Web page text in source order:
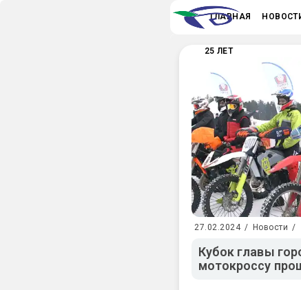
ГЛАВНАЯ
25 ЛЕТ
27.02.2024 / Новости /
Кубок главы
мотокроссу